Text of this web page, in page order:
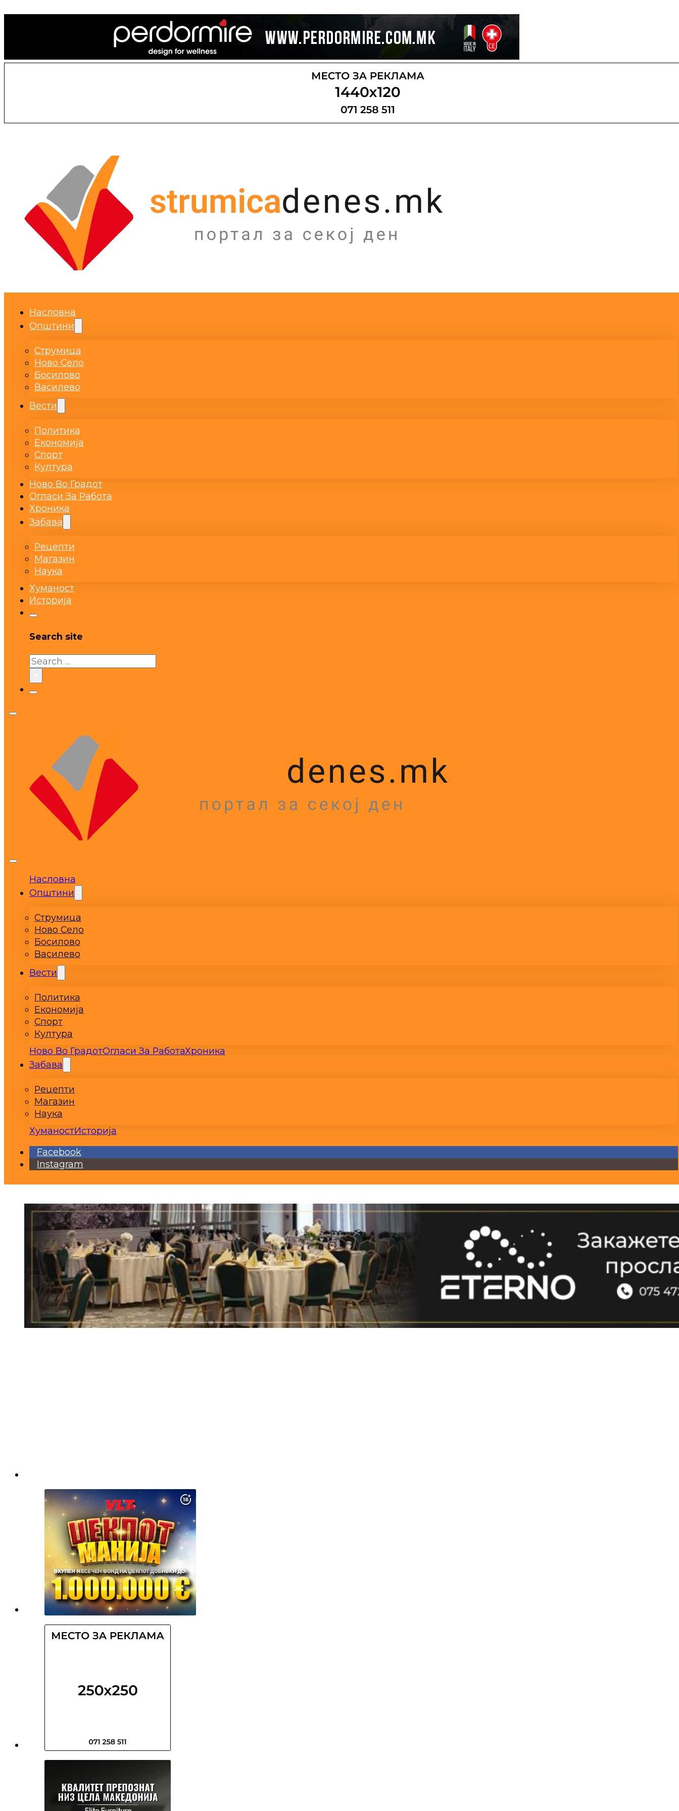
Насловна
Општини
Струмица
Ново Село
Босилово
Василево
Вести
Политика
Економија
Спорт
Култура
Ново Во Градот
Огласи За Работа
Хроника
Забава
Рецепти
Магазин
Наука
Хуманост
Историја
Search site
Search
Насловна
Општини
Струмица
Ново Село
Босилово
Василево
Вести
Политика
Економија
Спорт
Култура
Ново Во ГрадотОгласи За РаботаХроника
Забава
Рецепти
Магазин
Наука
ХуманостИсторија
Facebook
Instagram